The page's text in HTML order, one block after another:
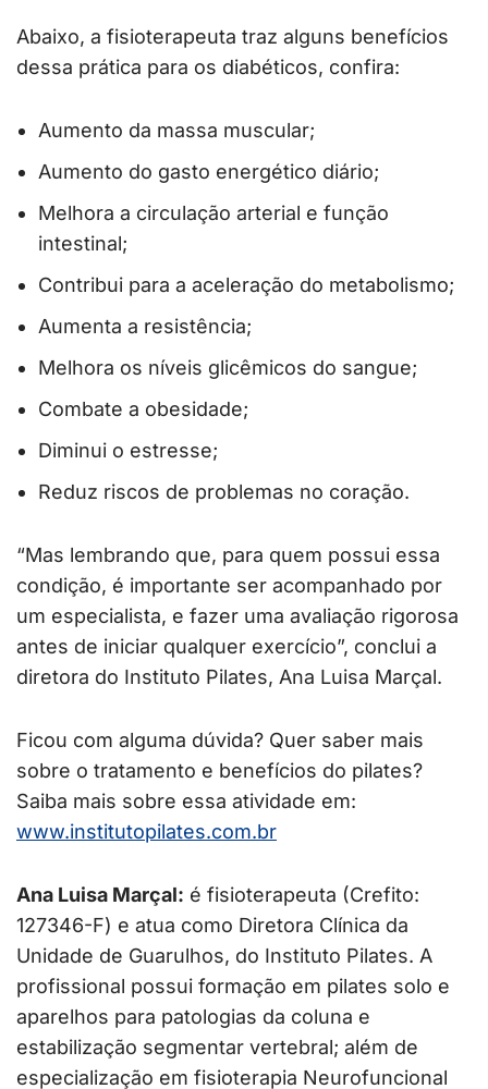
Abaixo, a fisioterapeuta traz alguns benefícios
dessa prática para os diabéticos, confira:
Aumento da massa muscular;
Aumento do gasto energético diário;
Melhora a circulação arterial e função
intestinal;
Contribui para a aceleração do metabolismo;
Aumenta a resistência;
Melhora os níveis glicêmicos do sangue;
Combate a obesidade;
Diminui o estresse;
Reduz riscos de problemas no coração.
“Mas lembrando que, para quem possui essa
condição, é importante ser acompanhado por
um especialista, e fazer uma avaliação rigorosa
antes de iniciar qualquer exercício”, conclui a
diretora do Instituto Pilates, Ana Luisa Marçal.
Ficou com alguma dúvida? Quer saber mais
sobre o tratamento e benefícios do pilates?
Saiba mais sobre essa atividade em:
www.institutopilates.com.br
Ana Luisa Marçal: é fisioterapeuta (Crefito:
127346-F) e atua como Diretora Clínica da
Unidade de Guarulhos, do Instituto Pilates. A
profissional possui formação em pilates solo e
aparelhos para patologias da coluna e
estabilização segmentar vertebral; além de
especialização em fisioterapia Neurofuncional